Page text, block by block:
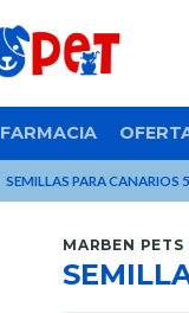
FARMACIA
SEMILLAS PARA CANARIOS
MARBEN PETS